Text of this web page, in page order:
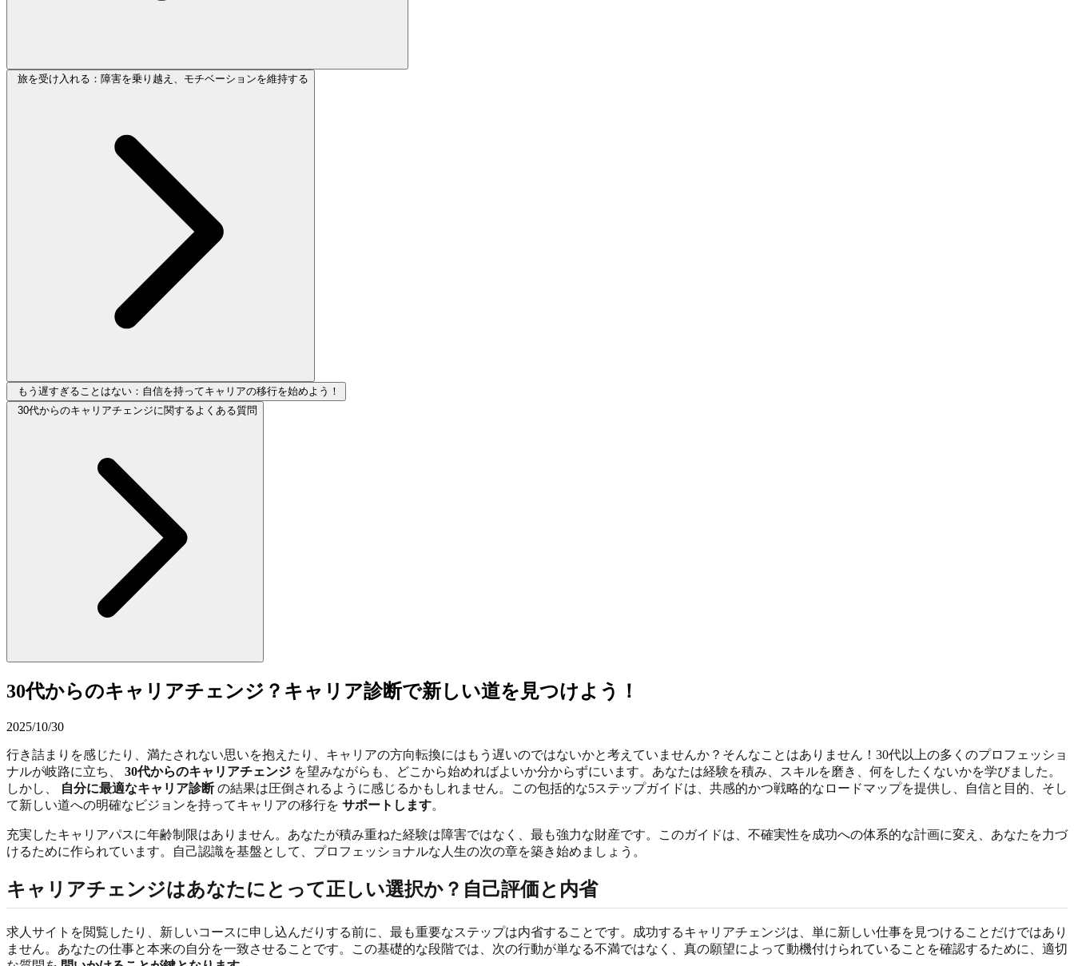
旅を受け入れる：障害を乗り越え、モチベーションを維持する
もう遅すぎることはない：自信を持ってキャリアの移行を始めよう！
30代からのキャリアチェンジに関するよくある質問
30代からのキャリアチェンジ？キャリア診断で新しい道を見つけよう！
2025/10/30
行き詰まりを感じたり、満たされない思いを抱えたり、キャリアの方向転換にはもう遅いのではないかと考えていませんか？そんなことはありません！30代以上の多くのプロフェッショ
ナルが岐路に立ち、 30代からのキャリアチェンジ を望みながらも、どこから始めればよいか分からずにいます。あなたは経験を積み、スキルを磨き、何をしたくないかを学びました。
しかし、
自分に最適なキャリア診断の結果は圧倒されるように感じるかもしれません。この包括的な5ステップガイドは、共感的かつ戦略的なロードマップを提供し、自信と目的、そし
て新しい道への明確なビジョンを持ってキャリアの移行を サポートします。
充実したキャリアパスに年齢制限はありません。あなたが積み重ねた経験は障害ではなく、最も強力な財産です。このガイドは、不確実性を成功への体系的な計画に変え、あなたを力づ
けるために作られています。自己認識を基盤として、プロフェッショナルな人生の次の章を築き始めましょう。
キャリアチェンジはあなたにとって正しい選択か？自己評価と内省
求人サイトを閲覧したり、新しいコースに申し込んだりする前に、最も重要なステップは内省することです。成功するキャリアチェンジは、単に新しい仕事を見つけることだけではあり
ません。あなたの仕事と本来の自分を一致させることです。この基礎的な段階では、次の行動が単なる不満ではなく、真の願望によって動機付けられていることを確認するために、適切